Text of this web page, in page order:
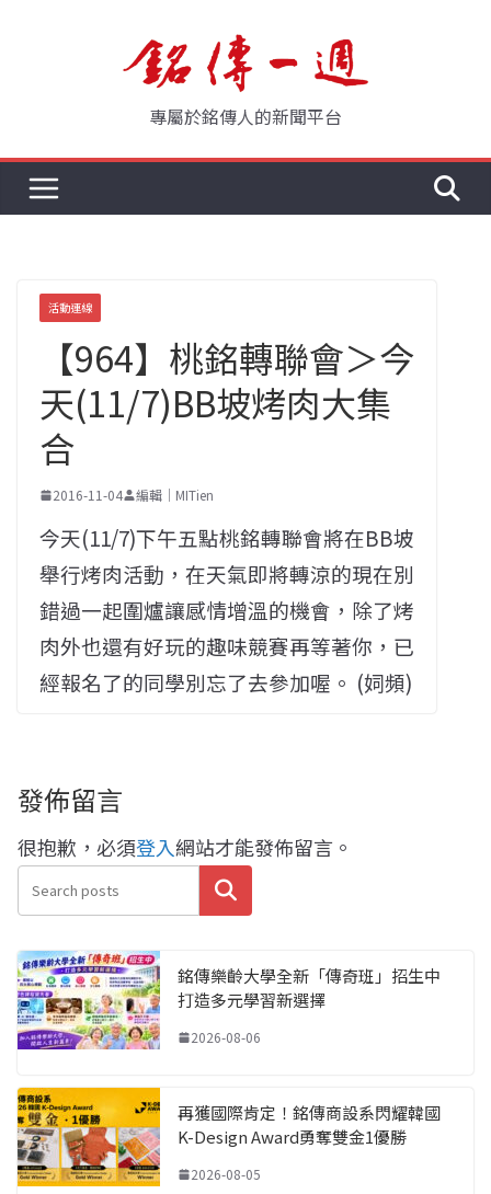
專屬於銘傳人的新聞平台
活動連線
【964】桃銘轉聯會＞今
天(11/7)BB坡烤肉大集
合
2016-11-04 編輯｜MITien
今天(11/7)下午五點桃銘轉聯會將在BB坡
舉行烤肉活動，在天氣即將轉涼的現在別
錯過一起圍爐讓感情增溫的機會，除了烤
肉外也還有好玩的趣味競賽再等著你，已
經報名了的同學別忘了去參加喔。 (㚸頻)
發佈留言
很抱歉，必須登入網站才能發佈留言。
搜尋
銘傳樂齡大學全新「傳奇班」招生中
打造多元學習新選擇
2026-08-06
再獲國際肯定！銘傳商設系閃耀韓國
K-Design Award勇奪雙金1優勝
2026-08-05